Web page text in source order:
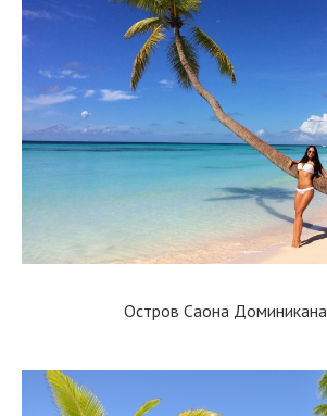
Остров Саона Доминикана